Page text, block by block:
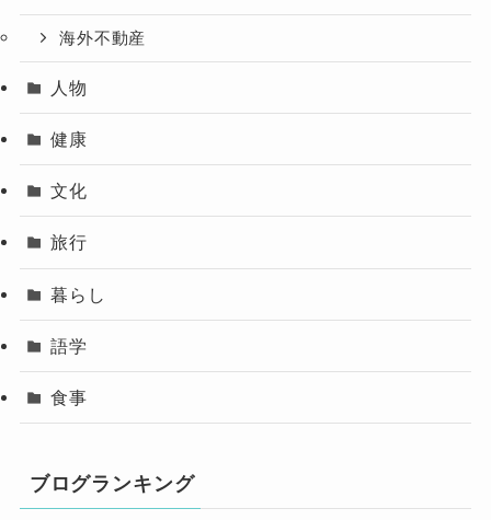
海外不動産
人物
健康
文化
旅行
暮らし
語学
食事
ブログランキング